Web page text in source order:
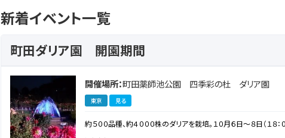
新着イベント一覧
町田ダリア園 開園期間
開催場所：町田薬師池公園 四季彩の杜 ダリア園
東京 見る
約５００品種、約４０００株のダリアを栽培。１０月６日～８日（１８：